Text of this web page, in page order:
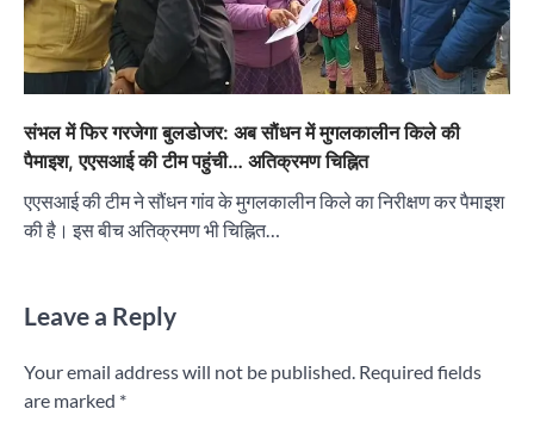
संभल में फिर गरजेगा बुलडोजर: अब साैंधन में मुगलकालीन किले की
पैमाइश, एएसआई की टीम पहुंची… अतिक्रमण चिह्नित
एएसआई की टीम ने सौंधन गांव के मुगलकालीन किले का निरीक्षण कर पैमाइश
की है। इस बीच अतिक्रमण भी चिह्नित…
Leave a Reply
Your email address will not be published. Required fields
are marked *